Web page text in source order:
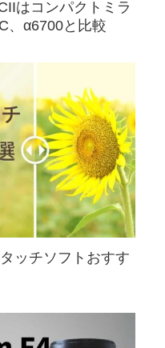
はコンパクトミラ
、α6700と比較
ッチソフトおすす